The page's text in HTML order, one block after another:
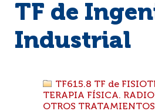
TF de
Industrial
TF615.8 TF de
TERAPIA FÍSICA.
OTROS